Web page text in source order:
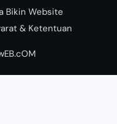
Bikin Website
& Ketentuan